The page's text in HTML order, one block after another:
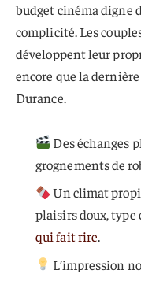
budget cinéma digne
complicité. Les
développent leur
encore que la
Durance.
Des échanges
grognements de
Un climat
plaisirs doux, type
qui fait rire.
L’impression